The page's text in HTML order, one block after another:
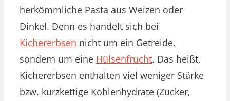
herkömmliche Pasta aus Weizen oder
Dinkel. Denn es handelt sich bei
Kichererbsen nicht um ein Getreide,
sondern um eine Hülsenfrucht. Das heißt,
Kichererbsen enthalten viel weniger Stärke
bzw. kurzkettige Kohlenhydrate (Zucker,